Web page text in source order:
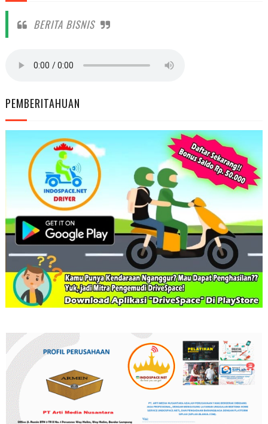
BERITA BISNIS
PEMBERITAHUAN